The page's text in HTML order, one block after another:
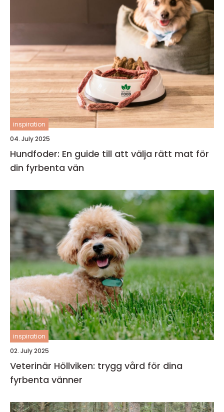
inspiration
04. July 2025
Hundfoder: En guide till att välja rätt mat för
din fyrbenta vän
inspiration
02. July 2025
Veterinär Höllviken: trygg vård för dina
fyrbenta vänner